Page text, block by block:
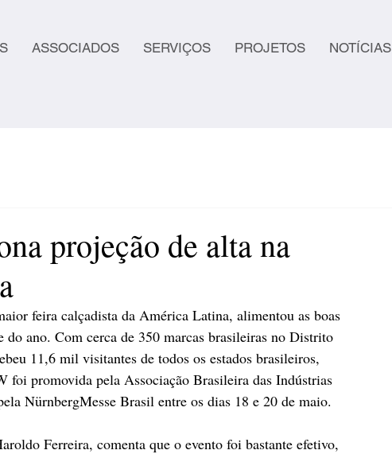
ASSOCIADOS SERVIÇOS PROJETOS NOTÍCIAS
projeção de alta na
feira calçadista da América Latina, alimentou as boas
do ano. Com cerca de 350 marcas brasileiras no Distrito
11,6 mil visitantes de todos os estados brasileiros,
foi promovida pela Associação Brasileira das Indústrias
NürnbergMesse Brasil entre os dias 18 e 20 de maio.
Ferreira, comenta que o evento foi bastante efetivo,